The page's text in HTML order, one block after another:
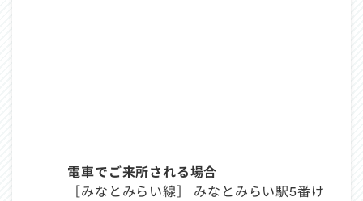
電車でご来所される場合
［みなとみらい線］ みなとみらい駅5番け